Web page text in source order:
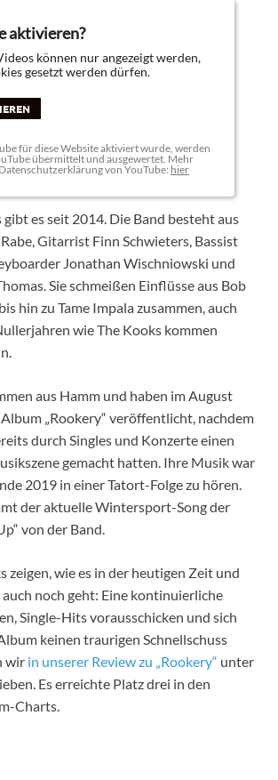
aktivieren?
können nur angezeigt werden,
gesetzt werden dürfen.
für diese Website aktiviert wurde, werden
übermittelt und ausgewertet. Mehr
von YouTube: hier
es seit 2014. Die Band besteht aus
Gitarrist Finn Schwieters, Bassist
Jonathan Wischniowski und
Sie schmeißen Einflüsse aus Bob
hin zu Tame Impala zusammen, auch
wie The Kooks kommen
aus Hamm und haben im August
„Rookery“ veröffentlicht, nachdem
durch Singles und Konzerte einen
gemacht hatten. Ihre Musik war
2019 in einer Tatort-Folge zu hören.
der aktuelle Wintersport-Song der
von der Band.
zeigen, wie es in der heutigen Zeit und
noch geht: Eine kontinuierliche
Single-Hits vorausschicken und sich
keinen traurigen Schnellschuss
wir in unserer Review zu „Rookery“ unter
Es erreichte Platz drei in den
Charts.